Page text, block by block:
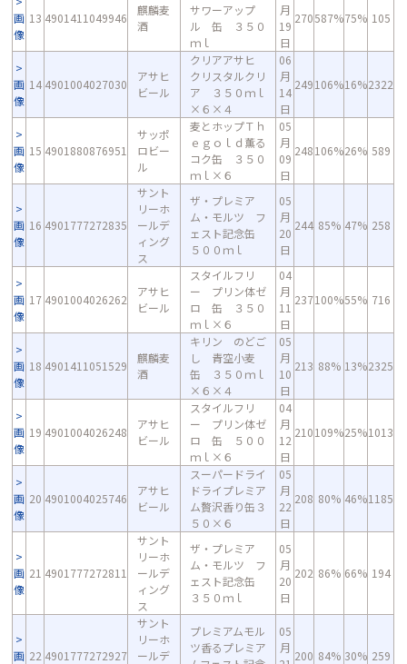
画
像
13 4901411049946
麒麟麦
酒
サワーアップ
ル 缶 ３５０
ｍｌ
月
19
日
270587%75% 105
画
像
14 4901004027030
アサヒ
ビール
クリアアサヒ
クリスタルクリ
ア ３５０ｍｌ
×６×４
06
月
14
日
249106%16%2322
画
像
15 4901880876951
サッポ
ロビー
ル
麦とホップＴｈ
ｅｇｏｌｄ薫る
コク缶 ３５０
ｍｌ×６
05
月
09
日
248106%26% 589
画
像
16 4901777272835
サント
リーホ
ールデ
ィング
ス
ザ・プレミア
ム・モルツ フ
ェスト記念缶
５００ｍｌ
05
月
20
日
244 85% 47% 258
画
像
17 4901004026262
アサヒ
ビール
スタイルフリ
ー プリン体ゼ
ロ 缶 ３５０
ｍｌ×６
04
月
11
日
237100%55% 716
画
像
18 4901411051529
麒麟麦
酒
キリン のどご
し 青空小麦
缶 ３５０ｍｌ
×６×４
05
月
10
日
213 88% 13%2325
画
像
19 4901004026248
アサヒ
ビール
スタイルフリ
ー プリン体ゼ
ロ 缶 ５００
ｍｌ×６
04
月
12
日
210109%25%1013
画
像
20 4901004025746
アサヒ
ビール
スーパードライ
ドライプレミア
ム贅沢香り缶３
５０×６
05
月
22
日
208 80% 46%1185
画
像
21 4901777272811
サント
リーホ
ールデ
ィング
ス
ザ・プレミア
ム・モルツ フ
ェスト記念缶
３５０ｍｌ
05
月
20
日
202 86% 66% 194
画 22 4901777272927
サント
リーホ
ールデ
プレミアムモル
ツ香るプレミア
05
月
200 84% 30% 259